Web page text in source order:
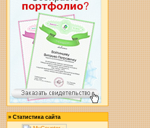
»Статистика сайта